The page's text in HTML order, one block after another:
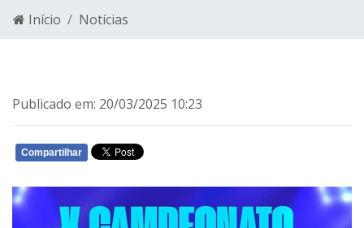
Início Notícias
Publicado em: 20/03/2025 10:23
Compartilhar